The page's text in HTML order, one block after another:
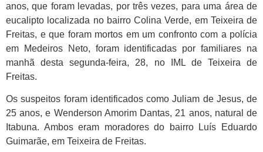
anos, que foram levadas, por três vezes, para uma área de
eucalipto localizada no bairro Colina Verde, em Teixeira de
Freitas, e que foram mortos em um confronto com a polícia
em Medeiros Neto, foram identificadas por familiares na
manhã desta segunda-feira, 28, no IML de Teixeira de
Freitas.
Os suspeitos foram identificados como Juliam de Jesus, de
25 anos, e Wenderson Amorim Dantas, 21 anos, natural de
Itabuna. Ambos eram moradores do bairro Luís Eduardo
Guimarãe, em Teixeira de Freitas.